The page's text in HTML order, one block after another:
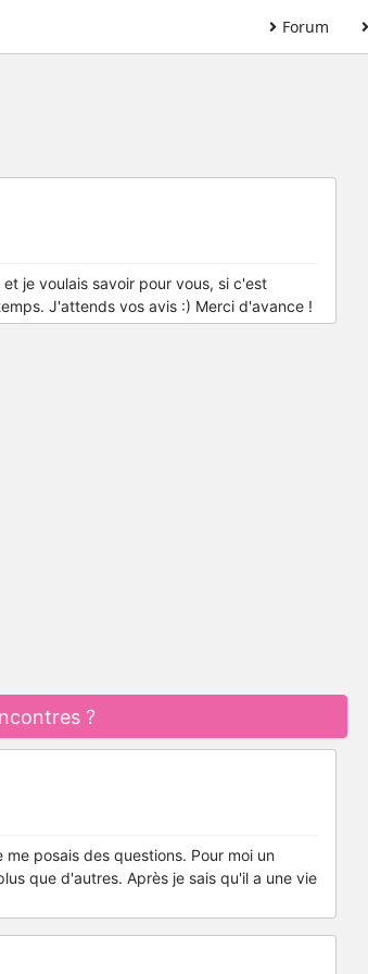
Forum
je voulais savoir pour vous, si c'est
J'attends vos avis :) Merci d'avance !
?
posais des questions. Pour moi un
que d'autres. Après je sais qu'il a une vie